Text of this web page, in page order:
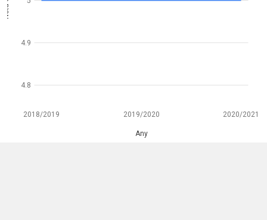
2018/2019 2019/2020 2020/2021
Any
4.8
4.9